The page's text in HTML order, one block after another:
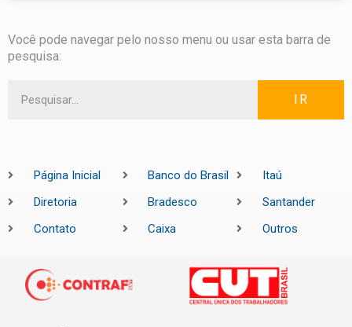
Você pode navegar pelo nosso menu ou usar esta barra de
pesquisa:
IR
Página Inicial
Diretoria
Contato
Banco do Brasil
Bradesco
Caixa
Itaú
Santander
Outros